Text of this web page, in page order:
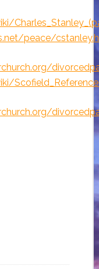
peace/